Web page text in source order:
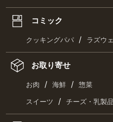
コミック
クッキングパパ / ラズウ
お取り寄せ
お肉 / 海鮮 / 惣菜
スイーツ / チーズ・乳製品